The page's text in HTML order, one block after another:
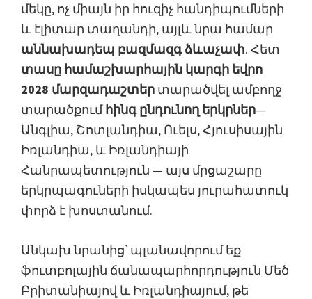
մեկը, ոչ միայն իր հուզիչ հանդիպումների
և էլիտար տաղանդի, այլև նրա համար
աննախադեպ բազմազգ ձևաչափ. Հետ
տասը համաշխարհային կարգի եվրո
2028 մարզադաշտեր տարածվել ամբողջ
տարածքում հինգ ընդունող երկրներ—
Անգլիա, Շոտլանդիա, Ուելս, Հյուսիսային
Իռլանդիա, և Իռլանդիայի
Հանրապետություն — այս մրցաշարը
երկրպագուների իսկապես յուրահատուկ
փորձ է խոստանում.
Անկախ նրանից՝ պլանավորում եք
ֆուտբոլային ճանապարհորդություն Մեծ
Բրիտանիայով և Իռլանդիայում, թե